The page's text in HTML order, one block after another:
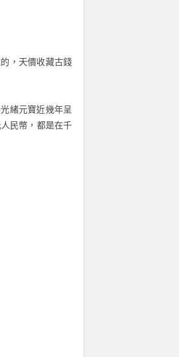
，天價收藏古錢
緒元寶近幾年呈
民幣，都是在千